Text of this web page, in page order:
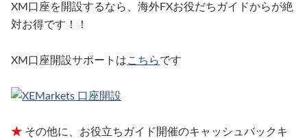
XM口座を開設するなら、海外FXお役だちガイドからが絶
対お得です！！
XM口座開設サポートはこちらです
★ その他に、お役立ちガイド開催のキャッシュバックキ